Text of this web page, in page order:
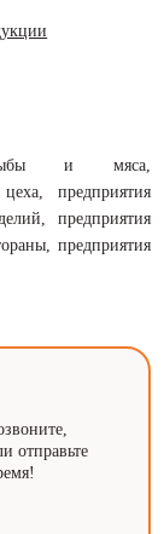
рыбы и мяса,
предприятия
предприятия
предприятия
отправьте